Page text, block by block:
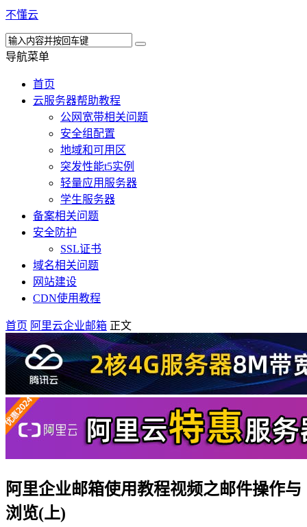
不懂云
导航菜单
首页
云服务器帮助教程
公网宽带相关问题
安全组配置
地域和可用区
突发性能t5实例
轻量应用服务器
学生服务器
备案相关问题
安全防护
SSL证书
域名相关问题
网站建设
CDN使用教程
首页 阿里云企业邮箱 正文
阿里企业邮箱使用教程视频之邮件操作与
浏览(上)